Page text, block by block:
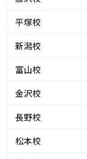
平塚校
新潟校
富山校
金沢校
長野校
松本校